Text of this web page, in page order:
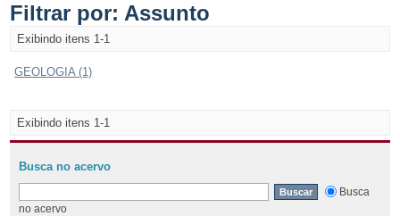
Filtrar por: Assunto
Exibindo itens 1-1
GEOLOGIA (1)
Exibindo itens 1-1
Busca no acervo
Busca
no acervo